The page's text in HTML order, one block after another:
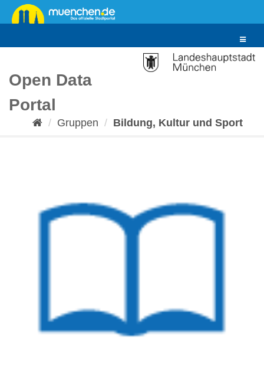
Überspringen
zum
Toggle
Open Data
Portal
Gruppen Bildung, Kultur und Sport